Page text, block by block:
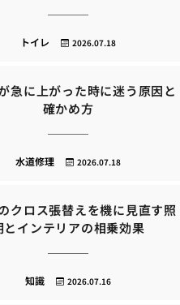
2026.07.18
トイレ
急に上がった時に迷う原因と
確かめ方
2026.07.18
水道修理
クロス張替えを機に見直す照
とインテリアの相乗効果
2026.07.16
知識